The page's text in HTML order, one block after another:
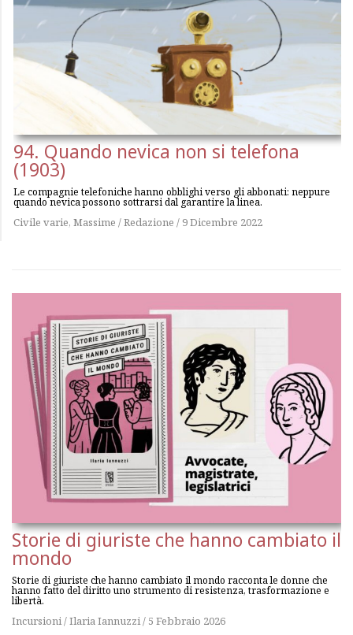
94. Quando nevica non si telefona
(1903)
Le compagnie telefoniche hanno obblighi verso gli abbonati: neppure
quando nevica possono sottrarsi dal garantire la linea.
Civile varie, Massime /Redazione / 9 Dicembre 2022
Storie di giuriste che hanno cambiato il
mondo
Storie di giuriste che hanno cambiato il mondo racconta le donne che
hanno fatto del diritto uno strumento di resistenza, trasformazione e
libertà.
Incursioni/Ilaria Iannuzzi/ 5 Febbraio 2026